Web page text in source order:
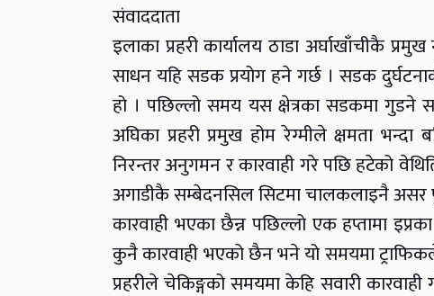
संवाददाता
इलाका प्रहरी कार्यालय ठाडा अर्घाखाँचीकै
साधन यहि सडक प्रयोग हने गर्छ । सडक
हो । पछिल्लो समय यस क्षेत्रका सडकमा गुडने
अघिका प्रहरी प्रमुख होम रेग्मीले क्षमता भन्दा
निरन्तर अनुगमन र कारवाही गरे पछि हटेको
अगाडीकै सम्बेदनसिल सिटमा चालकलाइनै असर
कारवाही भएका छैन्न पछिल्लो एक हप्तामा इप्रका
कुनै कारवाही भएको छैन भने यो समयमा
प्रहरीले चेकिङ्गको समयमा केहि सवारी